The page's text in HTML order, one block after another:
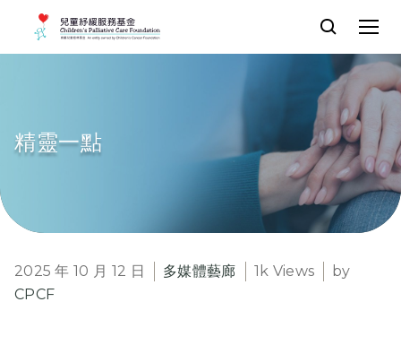
精靈一點
2025 年 10 月 12 日 多媒體藝廊 1k Views
by
CPCF